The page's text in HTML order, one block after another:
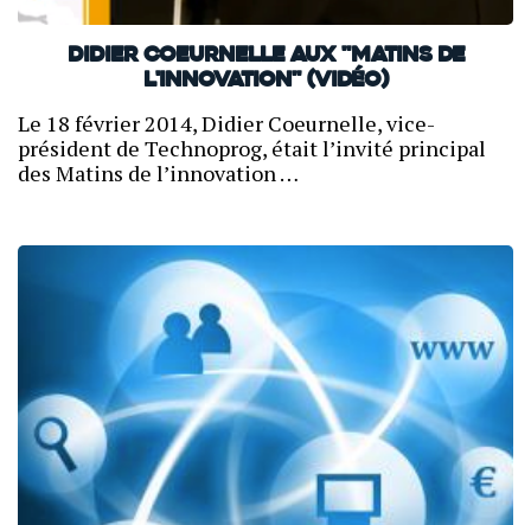
Didier Coeurnelle aux "Matins de
l'innovation" (Vidéo)
Le 18 février 2014, Didier Coeurnelle, vice-
président de Technoprog, était l’invité principal
des Matins de l’innovation …